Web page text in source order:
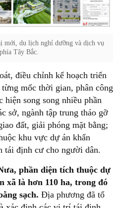
mới, du lịch nghỉ dưỡng và dịch vụ
Tây Bắc.
điều chỉnh kế hoạch triển
mốc thời gian, phân công
song song nhiều phần
sở, ngành tập trung tháo gỡ
đất, giải phóng mặt bằng;
khu vực dự án khẩn
tái định cư cho người dân.
phần diện tích thuộc dự
xã là hơn 110 ha, trong đó
sạch. Địa phương đã tổ